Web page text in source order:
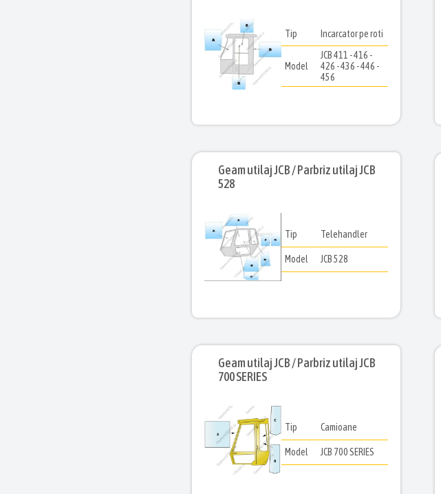
Tip Incarcator pe roti
Model
JCB 411 - 416 -
426 - 436 - 446 -
456
Geam utilaj JCB / Parbriz utilaj JCB
528
Tip Telehandler
Model JCB 528
Geam utilaj JCB / Parbriz utilaj JCB
700 SERIES
Tip Camioane
Model JCB 700 SERIES